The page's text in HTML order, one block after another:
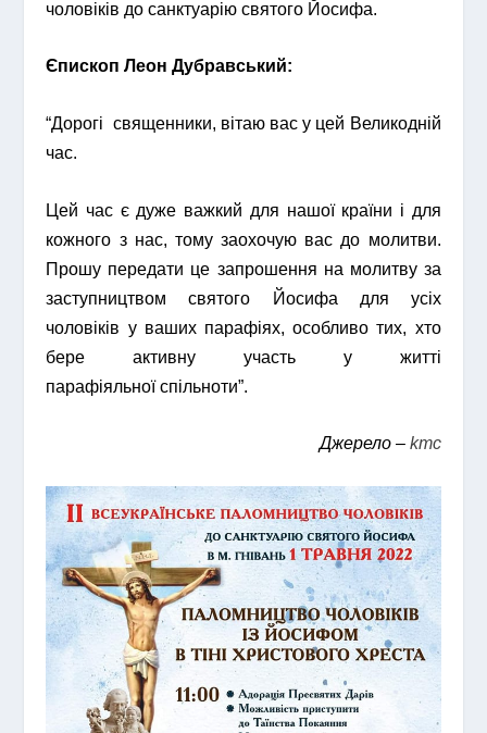
чоловіків до санктуарію святого Йосифа.
Єпископ Леон Дубравський:
“Дорогі священники, вітаю вас у цей Великодній
час.
Цей час є дуже важкий для нашої країни і для
кожного з нас, тому заохочую вас до молитви.
Прошу передати це запрошення на молитву за
заступництвом святого Йосифа для усіх
чоловіків у ваших парафіях, особливо тих, хто
бере активну участь у житті
парафіяльної спільноти”.
Джерело – kmc